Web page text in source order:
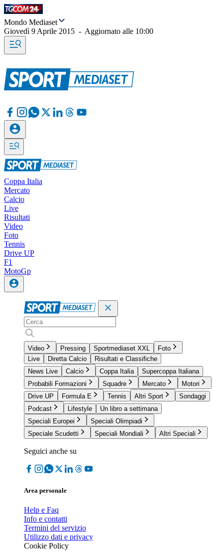
Mondo Mediaset
Giovedì 9 Aprile 2015 - Aggiornato alle 10:00
Coppa Italia
Mercato
Calcio
Live
Risultati
Video
Foto
Tennis
Drive UP
F1
MotoGp
Video Pressing Sportmediaset XXL
Foto
Live
Diretta Calcio
Risultati e Classifiche
News Live
Calcio Coppa Italia
Supercoppa Italiana
Probabili Formazioni
Squadre Mercato
Motori
Drive UP
Formula E Tennis Altri Sport
Sondaggi
Podcast
Lifestyle
Un libro a settimana
Speciali Europei
Speciali Olimpiadi
Speciale Scudetti
Speciali Mondiali Altri Speciali
Seguici anche su
Area personale
Help e Faq
Info e contatti
Termini del servizio
Utilizzo dati e privacy
Cookie Policy